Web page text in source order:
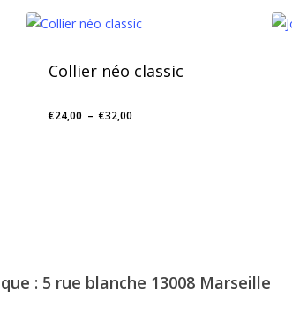
Collier néo classic
€24,00 – €32,00Plage
: 5 rue blanche 13008 Marseille